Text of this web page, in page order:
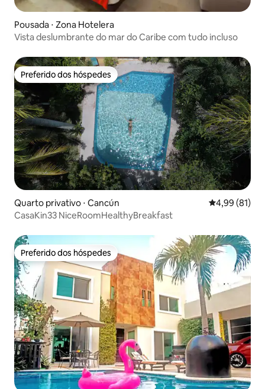
Pousada ⋅ Zona Hotelera
Vista deslumbrante do mar do Caribe com tudo incluso
Preferido dos hóspedes
Preferido dos hóspedes
Quarto privativo ⋅ Cancún 4,99 de uma
4,99 (81)
CasaKin33 NiceRoomHealthyBreakfast
Preferido dos hóspedes
Preferido dos hóspedes